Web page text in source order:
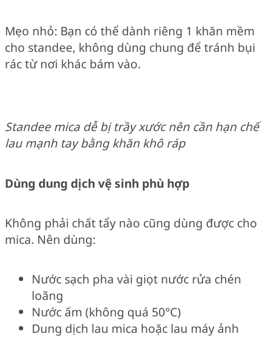
Mẹo nhỏ: Bạn có thể dành riêng 1 khăn mềm
cho standee, không dùng chung để tránh bụi
rác từ nơi khác bám vào.
Standee mica dễ bị trầy xước nên cần hạn chế
lau mạnh tay bằng khăn khô ráp
Dùng dung dịch vệ sinh phù hợp
Không phải chất tẩy nào cũng dùng được cho
mica. Nên dùng:
Nước sạch pha vài giọt nước rửa chén
loãng
Nước ấm (không quá 50°C)
Dung dịch lau mica hoặc lau máy ảnh